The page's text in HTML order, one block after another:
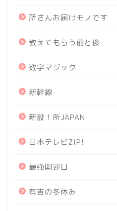
所さんお届けモノです
教えてもらう前と後
数字マジック
新幹線
新設！所JAPAN
日本テレビZIP!
最強開運日
有吉の冬休み